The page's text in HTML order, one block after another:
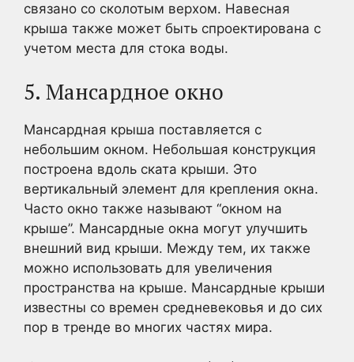
связано со сколотым верхом. Навесная
крыша также может быть спроектирована с
учетом места для стока воды.
5. Мансардное окно
Мансардная крыша поставляется с
небольшим окном. Небольшая конструкция
построена вдоль ската крыши. Это
вертикальный элемент для крепления окна.
Часто окно также называют “окном на
крыше”. Мансардные окна могут улучшить
внешний вид крыши. Между тем, их также
можно использовать для увеличения
пространства на крыше. Мансардные крыши
известны со времен средневековья и до сих
пор в тренде во многих частях мира.